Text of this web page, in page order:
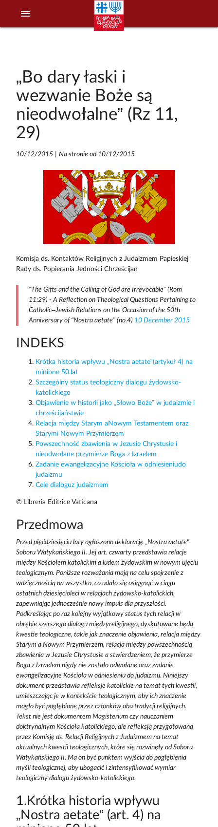
menu
„Bo dary łaski i
wezwanie Boże są
nieodwołalne” (Rz 11,
29)
10/12/2015 Na stronie od 10/12/2015
Komisja ds. Kontaktów Religijnych z Judaizmem Papieskiej
Rady ds. Popierania Jedności Chrześcijan
“The Gifts and the Calling of God are Irrevocable” (Rom
11:29) - A Reflection on Theological Questions Pertaining to
Catholic–Jewish Relations on the Occasion of the 50th
Anniversary of “Nostra aetate” (no.4) 10 December 2015
INDEKS
Krótka historia wpływu „Nostra aetate”(artykuł 4) na
minione 50.lat
Szczególny status teologiczny dialogu żydowsko-
katolickiego
Objawienie w historii jako „Słowo Boże” w judaizmie i
chrześcijaństwie
Relacja między Starym aNowym Testamentem oraz
Starymi Nowym Przymierzem
Powszechność zbawienia w Jezusie Chrystusie i
nieodwołane przymierze Boga z Izraelem
Zadanie ewangelizacyjne Kościoła w odniesieniudo
judaizmu
Cele dialoguz judaizmem
© Libreria Editrice Vaticana
Przedmowa
Przed pięćdziesięciu laty ogłoszono deklarację „Nostra aetate”
Soboru Watykańskiego II. Jej art. czwarty przedstawia relacje
między Kościołem katolickim a ludem żydowskim w nowym ujęciu
teologicznym. Poniższe rozważania mają na celu spojrzenie z
wdzięcznością na wszystko, co udało się osiągnąć w ciągu
ostatnich dziesięcioleci w relacjach żydowsko-katolickich,
zapewniając jednocześnie nowy impuls dla przyszłości.
Podkreślając po raz kolejny wyjątkowy status tych relacji w
obrębie szerszego dialogu międzyreligijnego, dyskutowane będą
kwestie teologiczne, takie jak znaczenie objawienia, relacja między
Starym a Nowym Przymierzem, relacja między powszechnością
zbawienia w Jezusie Chrystusie a stwierdzeniem, że przymierze
Boga z Izraelem nigdy nie zostało odwołane oraz zadanie
ewangelizacyjne Kościoła w odniesieniu do judaizmu. Niniejszy
dokument przedstawia refleksje katolickie na temat tych kwestii,
umieszczając je w kontekście teologicznym, aby ich znaczenie
mogło być pogłębione przez członków obu tradycji religijnych.
Tekst nie jest dokumentem Magisterium czy nauczaniem
doktrynalnym Kościoła katolickiego, ale refleksją przygotowaną
przez Komisję ds. Relacji Religijnych z Judaizmem na temat
aktualnych kwestii teologicznych, które się rozwinęły od Soboru
Watykańskiego II. Ma on być punktem wyjścia do pogłębienia
myśli teologicznej, aby ubogacić i zintensyfikować wymiar
teologiczny dialogu żydowsko-katolickiego.
1.Krótka historia wpływu
„Nostra aetate” (art. 4) na